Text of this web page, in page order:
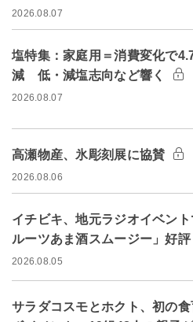
2026.08.07
塩特集：家庭用＝消費変化で
減 低・減塩志向など響く
2026.08.07
高瀬物産、氷彫刻展に協賛
2026.08.06
イチビキ、地元ラジオイベント
ルーツあま酒スムージー」好評
2026.08.05
サラダコスモとホクト、初の食